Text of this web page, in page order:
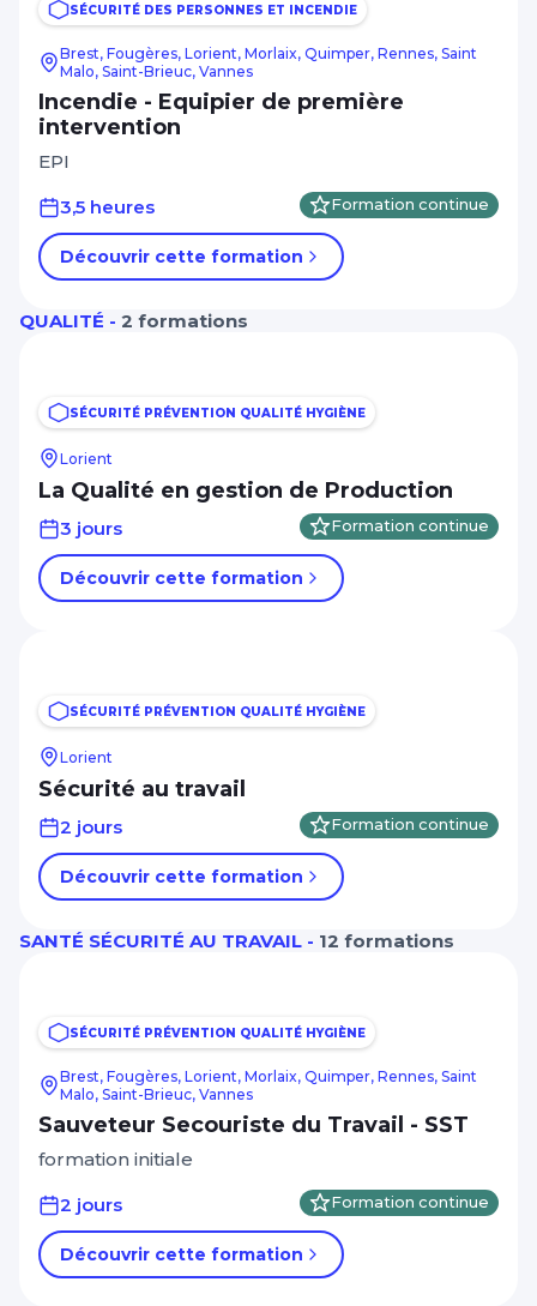
Management Leadership
Marketing et communication digitale
Mécanique
RSE
Santé Médico-social Services à la
Système information Bureautique
PAO / CAO
Transition énergétique
Autres critères
CPF
A distance
Apprentissage, alternance, diplômant
Afficher plus
Niveau de sortie
BAC - Niveau 4
BAC+2 - Niveau 5
Afficher plus
SÉCURITÉ DES PERSONNES ET INCENDIE
Brest, Fougères, Lorient, Morlaix, Quimper, Rennes, Saint
Malo, Saint-Brieuc, Vannes
Incendie - Equipier de première
intervention
EPI
3,5 heures
Formation continue
Découvrir cette formation
QUALITÉ - 2 formations
SÉCURITÉ PRÉVENTION QUALITÉ HYGIÈNE
Lorient
La Qualité en gestion de Production
3 jours Formation continue
Découvrir cette formation
SÉCURITÉ PRÉVENTION QUALITÉ HYGIÈNE
Lorient
Sécurité au travail
2 jours Formation continue
Découvrir cette formation
SANTÉ SÉCURITÉ AU TRAVAIL - 12 formations
SÉCURITÉ PRÉVENTION QUALITÉ HYGIÈNE
Brest, Fougères, Lorient, Morlaix, Quimper, Rennes, Saint
Malo, Saint-Brieuc, Vannes
Sauveteur Secouriste du Travail - SST
formation initiale
2 jours
Formation continue
Découvrir cette formation